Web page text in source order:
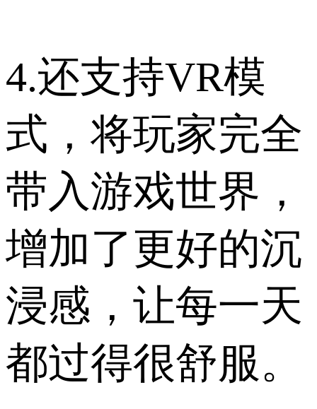
4.还支持VR模
式，将玩家完全
带入游戏世界，
增加了更好的沉
浸感，让每一天
都过得很舒服。